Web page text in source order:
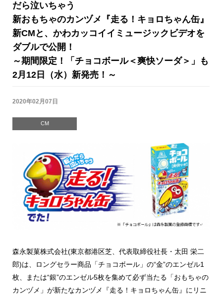
だら泣いちゃう
新おもちゃのカンヅメ『走る！キョロちゃん缶』
新CMと、かわカッコイイミュージックビデオを
ダブルで公開！
～期間限定！「チョコボール＜爽快ソーダ＞」も
2月12日（水）新発売！～
2020年02月07日
CM
森永製菓株式会社(東京都港区芝、代表取締役社長・太田 栄二
郎)は、ロングセラー商品「チョコボール」の“金”のエンゼル1
枚、または“銀”のエンゼル5枚を集めて必ず当たる「おもちゃの
カンヅメ」が新たなカンヅメ『走る！キョロちゃん缶』にリニ